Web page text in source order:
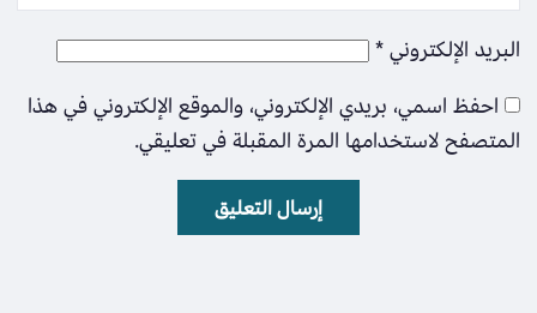
البريد الإلكتروني*
احفظ اسمي، بريدي الإلكتروني، والموقع الإلكتروني في هذا
المتصفح لاستخدامها المرة المقبلة في تعليقي.